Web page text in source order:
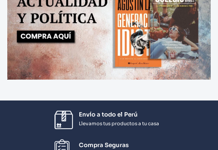
Envío a todo el Perú
Llevamos tus productos a tu casa
Compra Seguras